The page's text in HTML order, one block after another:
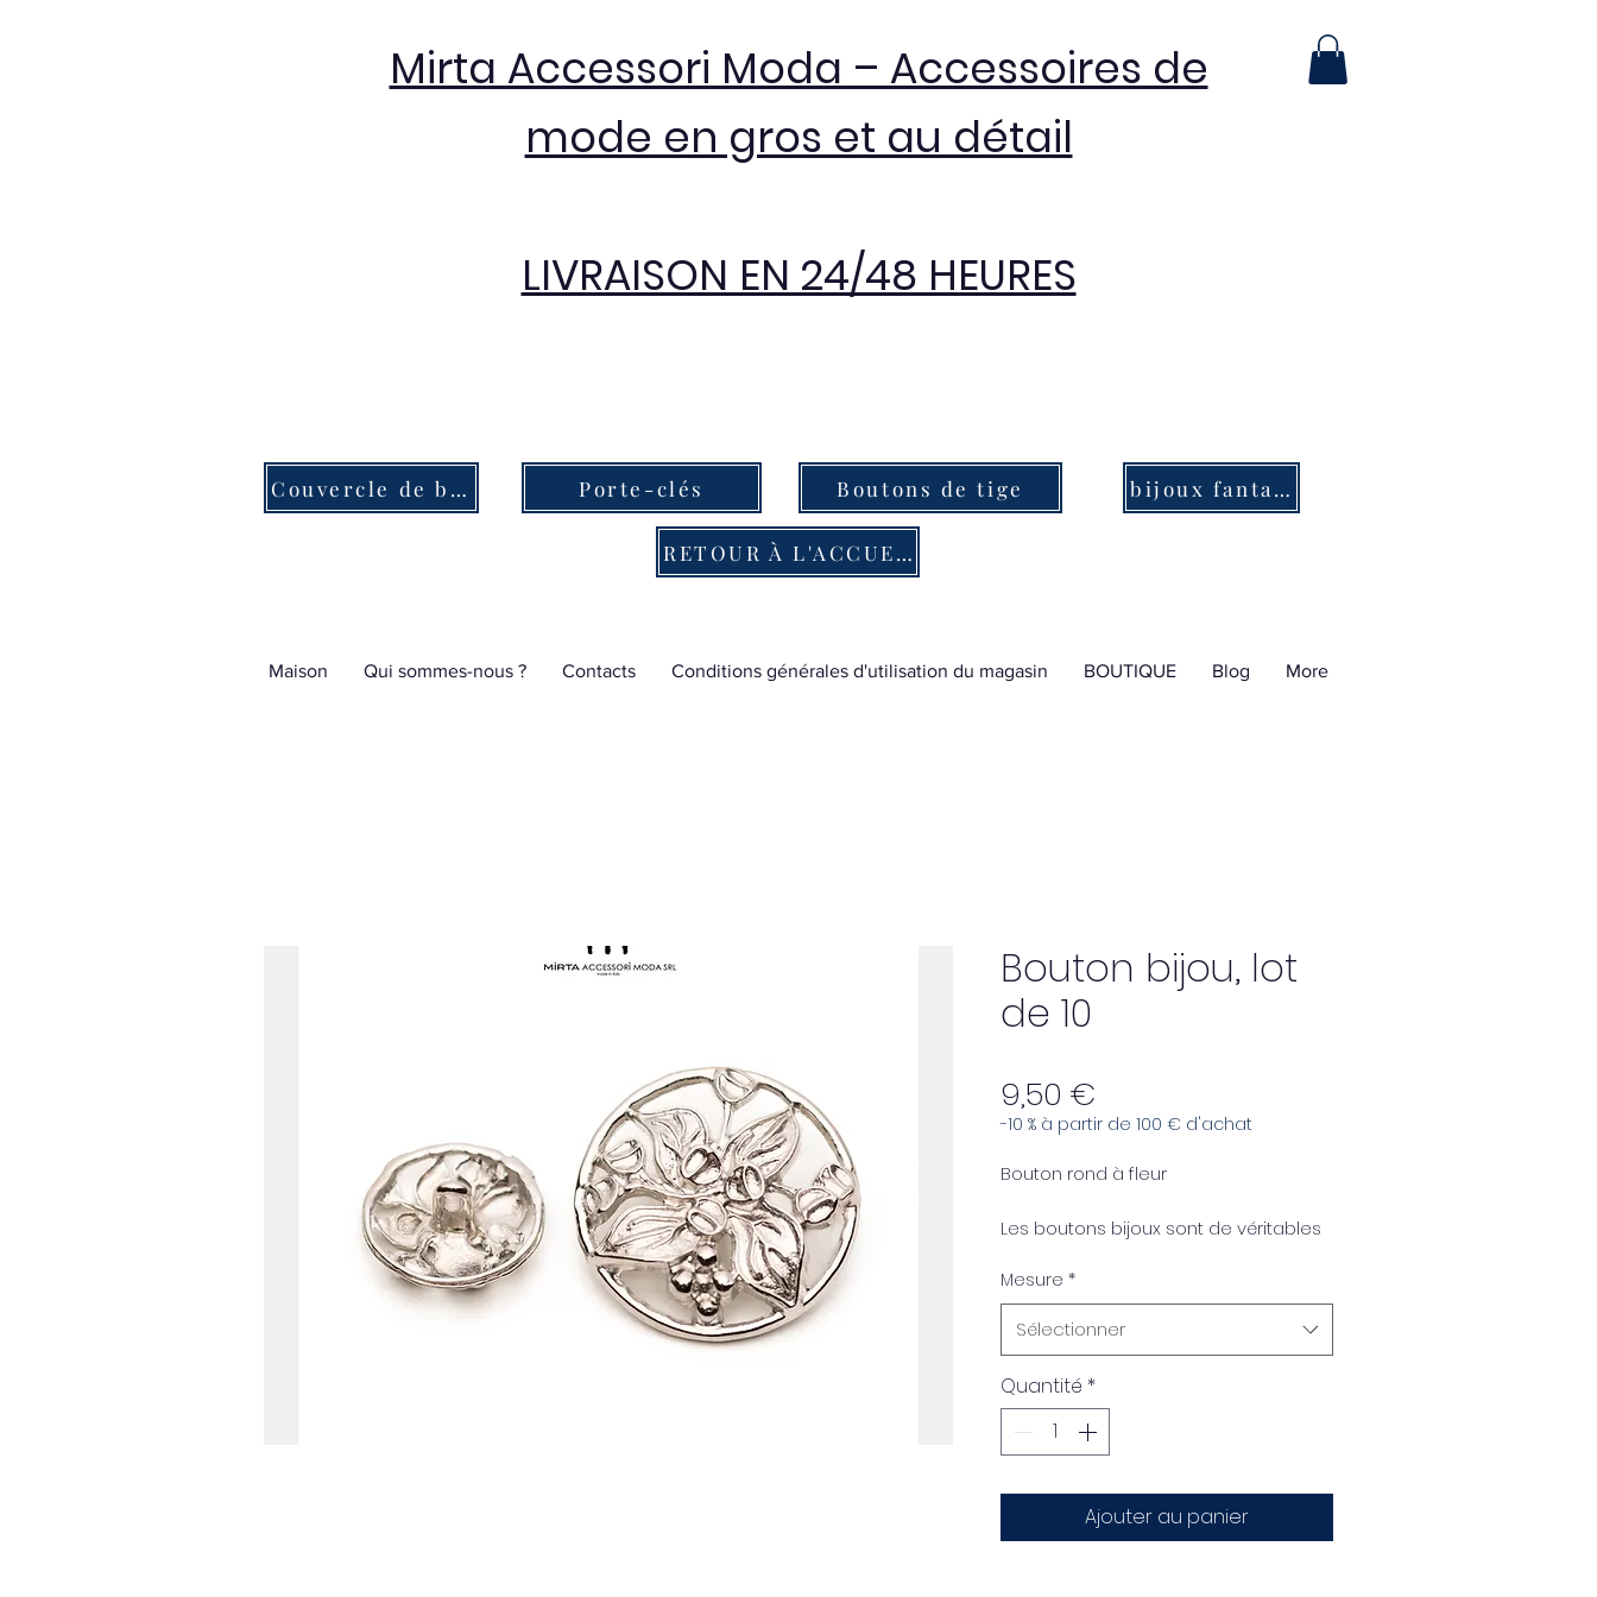
Mirta Accessori Moda – Accessoires de
mode en gros et au détail
LIVRAISON EN 24/48 HEURES
Couvercle de bouton Porte-clés Boutons de tige bijoux fantaisie
RETOUR À L'ACCUEIL
Maison Qui sommes-nous ? Contacts Conditions générales d'utilisation du magasin BOUTIQUE Blog More
Bouton bijou, lot
de 10
9,50 €
-10 % à partir de 100 € d'achat
Bouton rond à fleur
Les boutons bijoux sont de véritables
orner vêtements, bijoux fantaisie,
meubles ou accessoires de
décoration.
Libérez votre créativité
Recyclage créatif
Mesure *
Sélectionner
Quantité *
Ajouter au panier